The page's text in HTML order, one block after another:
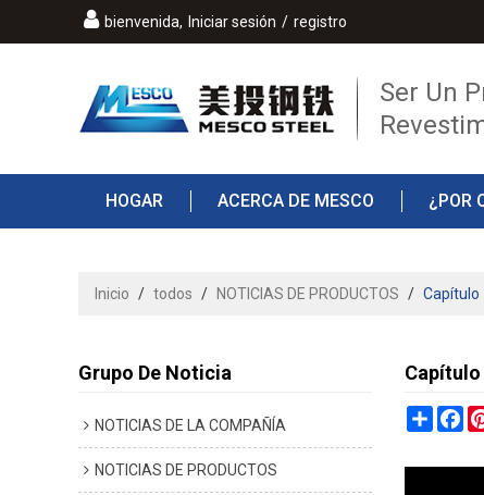
bienvenida, Iniciar sesión / registro
Ser Un
HOGAR ACERCA DE MESCO ¿POR
Inicio / todos / NOTICIAS DE PRODUCTOS / Capítulo
Grupo De Noticia
NOTICIAS DE LA COMPAÑÍA
NOTICIAS DE PRODUCTOS
Share